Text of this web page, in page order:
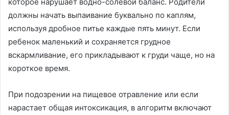
должны начать выпаивание буквально по каплям,
используя дробное питье каждые пять минут. Если
ребенок маленький и сохраняется грудное
вскармливание, его прикладывают к груди чаще, но на
короткое время.
При подозрении на пищевое отравление или если
нарастает общая интоксикация, в алгоритм включают